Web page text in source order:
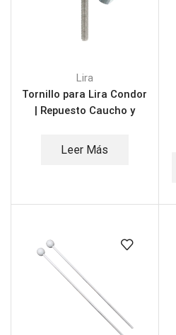
Lira
Tornillo para Lira Condor
| Repuesto Caucho y
Leer Más